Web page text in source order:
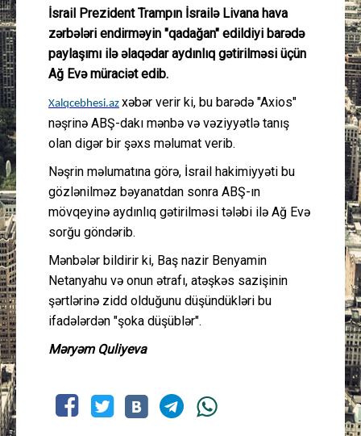
Gündəm
Peşə etikası
Əlaqə
İsrail Prezident Trampın İsrailə Livana hava
zərbələri endirməyin "qadağan" edildiyi barədə
paylaşımı ilə əlaqədar aydınlıq gətirilməsi üçün
Ağ Evə müraciət edib.
Xalqcebhesi.az xəbər verir ki, bu barədə "Axios"
nəşrinə ABŞ-dakı mənbə və vəziyyətlə tanış
olan digər bir şəxs məlumat verib.
Nəşrin məlumatına görə, İsrail hakimiyyəti bu
gözlənilməz bəyanatdan sonra ABŞ-ın
mövqeyinə aydınlıq gətirilməsi tələbi ilə Ağ Evə
sorğu göndərib.
Mənbələr bildirir ki, Baş nazir Benyamin
Netanyahu və onun ətrafı, atəşkəs sazişinin
şərtlərinə zidd olduğunu düşündükləri bu
ifadələrdən "şoka düşüblər".
Məryəm Quliyeva